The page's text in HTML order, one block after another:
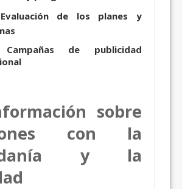
de los planes y
Campañas de publicidad
sobre
con la
y la